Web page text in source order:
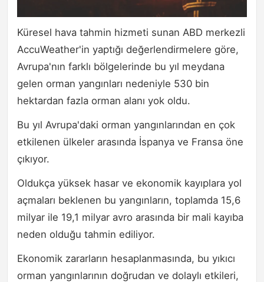
Küresel hava tahmin hizmeti sunan ABD merkezli
AccuWeather'in yaptığı değerlendirmelere göre,
Avrupa'nın farklı bölgelerinde bu yıl meydana
gelen orman yangınları nedeniyle 530 bin
hektardan fazla orman alanı yok oldu.
Bu yıl Avrupa'daki orman yangınlarından en çok
etkilenen ülkeler arasında İspanya ve Fransa öne
çıkıyor.
Oldukça yüksek hasar ve ekonomik kayıplara yol
açmaları beklenen bu yangınların, toplamda 15,6
milyar ile 19,1 milyar avro arasında bir mali kayıba
neden olduğu tahmin ediliyor.
Ekonomik zararların hesaplanmasında, bu yıkıcı
orman yangınlarının doğrudan ve dolaylı etkileri,